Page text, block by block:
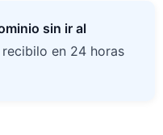
sin ir al
en 24 horas